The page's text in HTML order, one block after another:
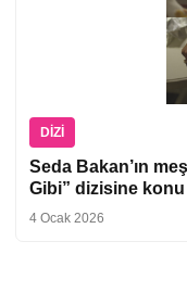
DIZI
Seda Bakan’ın
Gibi” dizisine
4 Ocak 2026